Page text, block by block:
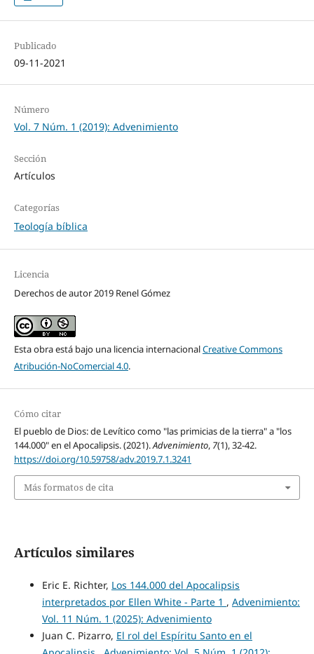
Publicado
09-11-2021
Número
Vol. 7 Núm. 1 (2019): Advenimiento
Sección
Artículos
Categorías
Teología bíblica
Licencia
Derechos de autor 2019 Renel Gómez
Esta obra está bajo una licencia internacionalCreative Commons
Atribución-NoComercial 4.0.
Cómo citar
El pueblo de Dios: de Levítico como "las primicias de la tierra" a "los
144.000" en el Apocalipsis. (2021).Advenimiento, 7(1), 32-42.
https://doi.org/10.59758/adv.2019.7.1.3241
Más formatos de cita
Artículos similares
Eric E. Richter, Los 144.000 del Apocalipsis
interpretados por Ellen White - Parte 1 , Advenimiento:
Vol. 11 Núm. 1 (2025): Advenimiento
Juan C. Pizarro, El rol del Espíritu Santo en el